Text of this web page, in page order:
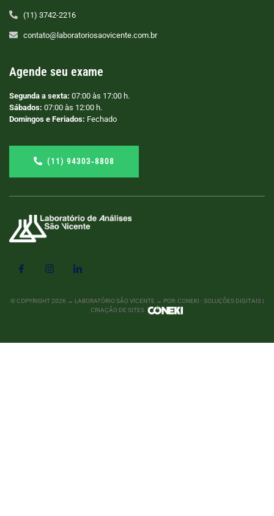
(11) 3742-2216
contato@laboratoriosaovicente.com.br
Agende seu exame
Segunda a sexta: 07:00 às 17:00 h.
Sábados: 07:00 às 12:00 h.
Domingos e Feriados: Fechado
(11) 94303‑8808
© COPYRIGHT2026 → LABORATÓRIO SÃO VICENTE → POR: CONEKI - SOLUÇÕES DIGITAIS |
CRIAÇÃO DE SITES